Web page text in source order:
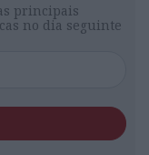
principais
no dia seguinte